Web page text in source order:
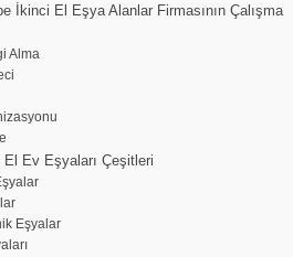
İkinci El Eşya Alanlar Firmasının Çalışma
Alma
El Ev Eşyaları Çeşitleri
Eşyalar